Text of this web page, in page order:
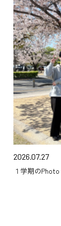
2026.07.27
１学期の